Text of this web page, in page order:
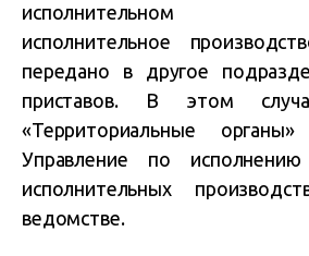
исполнительном
исполнительное
передано в другое
приставов. В этом
«Территориальные
Управление по
исполнительных
ведомстве.